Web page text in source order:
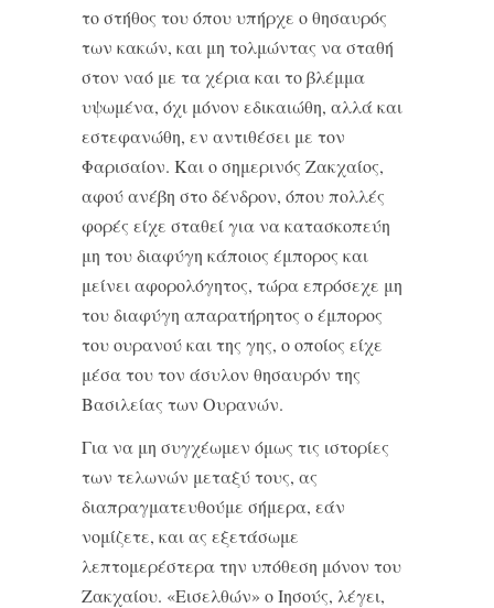
το στήθος του όπου υπήρχε ο θησαυρός
των κακών, και μη τολμώντας να σταθή
στον ναό με τα χέρια και το βλέμμα
υψωμένα, όχι μόνον εδικαιώθη, αλλά και
εστεφανώθη, εν αντιθέσει με τον
Φαρισαίον. Και ο σημερινός Ζακχαίος,
αφού ανέβη στο δένδρον, όπου πολλές
φορές είχε σταθεί για να κατασκοπεύη
μη του διαφύγη κάποιος έμπορος και
μείνει αφορολόγητος, τώρα επρόσεχε μη
του διαφύγη απαρατήρητος ο έμπορος
του ουρανού και της γης, ο οποίος είχε
μέσα του τον άσυλον θησαυρόν της
Βασιλείας των Ουρανών.
Για να μη συγχέωμεν όμως τις ιστορίες
των τελωνών μεταξύ τους, ας
διαπραγματευθούμε σήμερα, εάν
νομίζετε, και ας εξετάσωμε
λεπτομερέστερα την υπόθεση μόνον του
Ζακχαίου. «Εισελθών» ο Ιησούς, λέγει,